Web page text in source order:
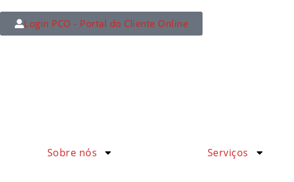
Login PCO - Portal do Cliente Online
Sobre nós Serviços